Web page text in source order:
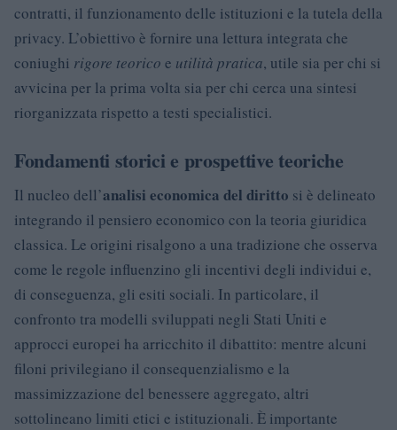
contratti, il funzionamento delle istituzioni e la tutela della
privacy. L’obiettivo è fornire una lettura integrata che
coniughi rigore teorico e utilità pratica, utile sia per chi si
avvicina per la prima volta sia per chi cerca una sintesi
riorganizzata rispetto a testi specialistici.
Fondamenti storici e prospettive teoriche
Il nucleo dell’analisi economica del diritto si è delineato
integrando il pensiero economico con la teoria giuridica
classica. Le origini risalgono a una tradizione che osserva
come le regole influenzino gli incentivi degli individui e,
di conseguenza, gli esiti sociali. In particolare, il
confronto tra modelli sviluppati negli Stati Uniti e
approcci europei ha arricchito il dibattito: mentre alcuni
filoni privilegiano il consequenzialismo e la
massimizzazione del benessere aggregato, altri
sottolineano limiti etici e istituzionali. È importante